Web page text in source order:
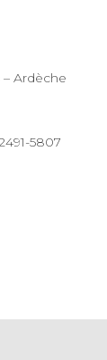
Ardèche
5807